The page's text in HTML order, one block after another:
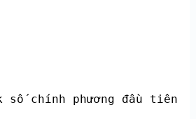
số chính phương đầu tiên